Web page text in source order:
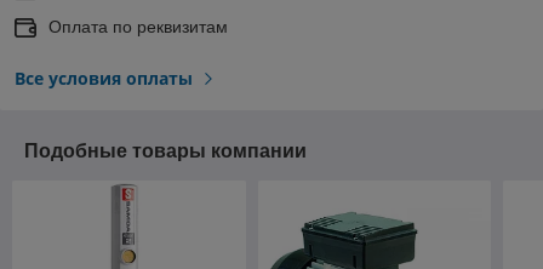
Оплата по реквизитам
Все условия оплаты
Подобные товары компании